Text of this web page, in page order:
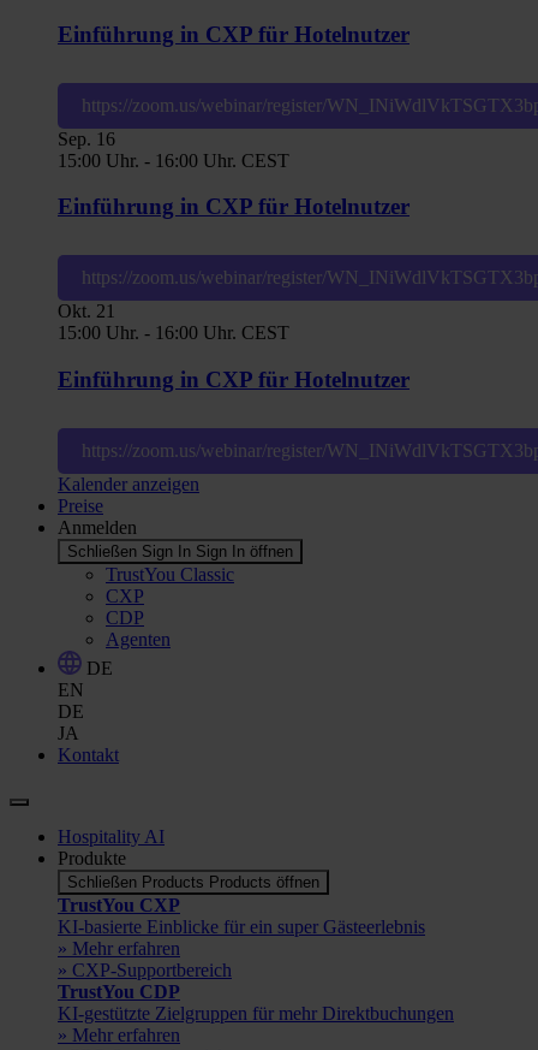
Einführung in CXP für Hotelnutzer
https://zoom.us/webinar/register/
Sep. 16
15:00 Uhr. - 16:00 Uhr. CEST
Einführung in CXP für Hotelnutzer
https://zoom.us/webinar/register/
Okt. 21
15:00 Uhr. - 16:00 Uhr. CEST
Einführung in CXP für Hotelnutzer
https://zoom.us/webinar/register/
Kalender anzeigen
Preise
Anmelden
Schließen Sign In Sign In öffnen
TrustYou Classic
CXP
CDP
Agenten
DE
EN
DE
JA
Kontakt
Hospitality AI
Produkte
Schließen Products Products öffnen
TrustYou CXP
KI-basierte Einblicke für ein super Gästeerlebnis
» Mehr erfahren
» CXP-Supportbereich
TrustYou CDP
KI-gestützte Zielgruppen für mehr Direktbuchungen
» Mehr erfahren